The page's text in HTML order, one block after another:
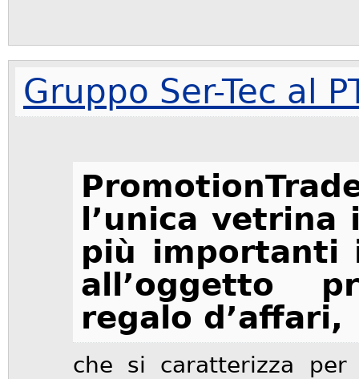
Gruppo Ser-Tec al
l’unica
più importanti
all’oggetto
regalo d’affari,
che si caratterizza per